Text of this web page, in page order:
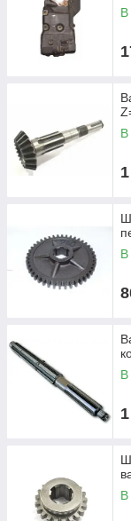
В
В
В
В
В